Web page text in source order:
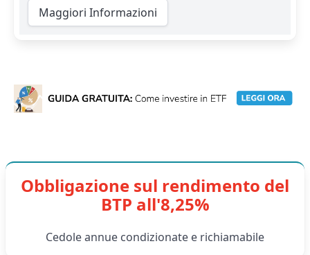
Maggiori Informazioni
Obbligazione sul rendimento del
BTP all'8,25%
Cedole annue condizionate e richiamabile